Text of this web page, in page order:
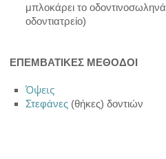
μπλοκάρει το
οδοντιατρείο)
ΕΠΕΜΒΑΤΙΚΕΣ ΜΕΘΟΔΟΙ
Όψεις
Στεφάνες (θήκες) δοντιών